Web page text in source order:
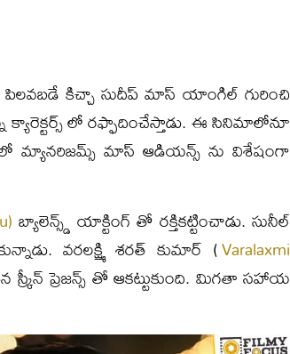
పిలవబడే కిచ్చా సుదీప్ మాస్ యాంగిల్ గురించి
లో రఫ్ఫాదించేస్తాడు. ఈ సినిమాలోనూ
లో మ్యానరిజమ్స్ మాస్ ఆడియన్స్ ను విశేషంగా
బ్యాలెన్స్డ్ యాక్టింగ్ తో రక్తికట్టించాడు. సునీల్
వరలక్ష్మి శరత్ కుమార్ (Varalaxmi
ప్రెజన్స్ తో ఆకట్టుకుంది. మిగతా సహాయ